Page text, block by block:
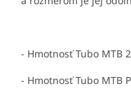
- Hmotnosť Tubo MTB
- Hmotnosť Tubo MTB